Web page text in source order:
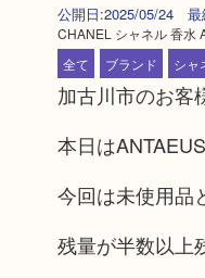
公開日:2025/05/24 最
CHANEL シャネル 香水
全て
ブランド シャ
加古川市のお客
本日は
今回は未使用品
残量が半数以上